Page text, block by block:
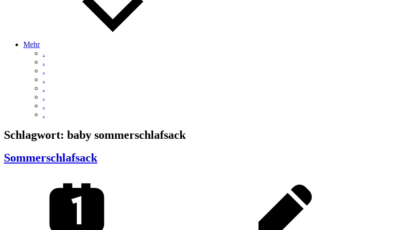
Mehr
.
.
.
.
.
.
.
.
Schlagwort: baby sommerschlafsack
Sommerschlafsack